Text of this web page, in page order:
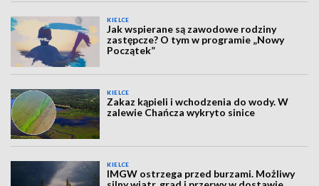
KIELCE
Jak wspierane są zawodowe rodziny
zastępcze? O tym w programie „Nowy
Początek”
KIELCE
Zakaz kąpieli i wchodzenia do wody. W
zalewie Chańcza wykryto sinice
KIELCE
IMGW ostrzega przed burzami. Możliwy